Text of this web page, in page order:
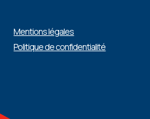
Mentions légales
Politique de confidentialité